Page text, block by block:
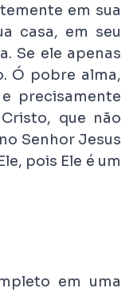
em sua
casa, em seu
Se ele apenas
Ó pobre alma,
precisamente
que não
Senhor Jesus
pois Ele é um
em uma